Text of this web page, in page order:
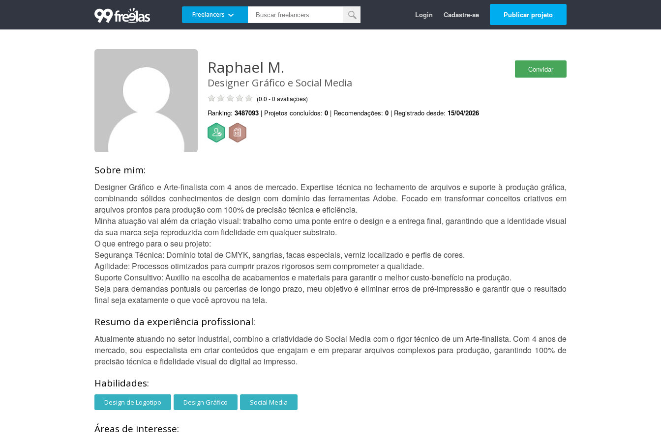
Freelancers Login Cadastre-se Publicar projeto
Convidar
Raphael M.
Designer Gráfico e Social Media
(0.0 - 0 avaliações)
Ranking: 3487093 | Projetos concluídos: 0 | Recomendações: 0 | Registrado desde: 15/04/2026
Sobre mim:
Designer Gráfico e Arte-finalista com 4 anos de mercado. Expertise técnica no fechamento de arquivos e suporte à produção gráfica,
combinando sólidos conhecimentos de design com domínio das ferramentas Adobe. Focado em transformar conceitos criativos em
arquivos prontos para produção com 100% de precisão técnica e eficiência.
Minha atuação vai além da criação visual: trabalho como uma ponte entre o design e a entrega final, garantindo que a identidade visual
da sua marca seja reproduzida com fidelidade em qualquer substrato.
O que entrego para o seu projeto:
Segurança Técnica: Domínio total de CMYK, sangrias, facas especiais, verniz localizado e perfis de cores.
Agilidade: Processos otimizados para cumprir prazos rigorosos sem comprometer a qualidade.
Suporte Consultivo: Auxilio na escolha de acabamentos e materiais para garantir o melhor custo-benefício na produção.
Seja para demandas pontuais ou parcerias de longo prazo, meu objetivo é eliminar erros de pré-impressão e garantir que o resultado
final seja exatamente o que você aprovou na tela.
Resumo da experiência profissional:
Atualmente atuando no setor industrial, combino a criatividade do Social Media com o rigor técnico de um Arte-finalista. Com 4 anos de
mercado, sou especialista em criar conteúdos que engajam e em preparar arquivos complexos para produção, garantindo 100% de
precisão técnica e fidelidade visual do digital ao impresso.
Habilidades:
Design de Logotipo Design Gráfico Social Media
Áreas de interesse: